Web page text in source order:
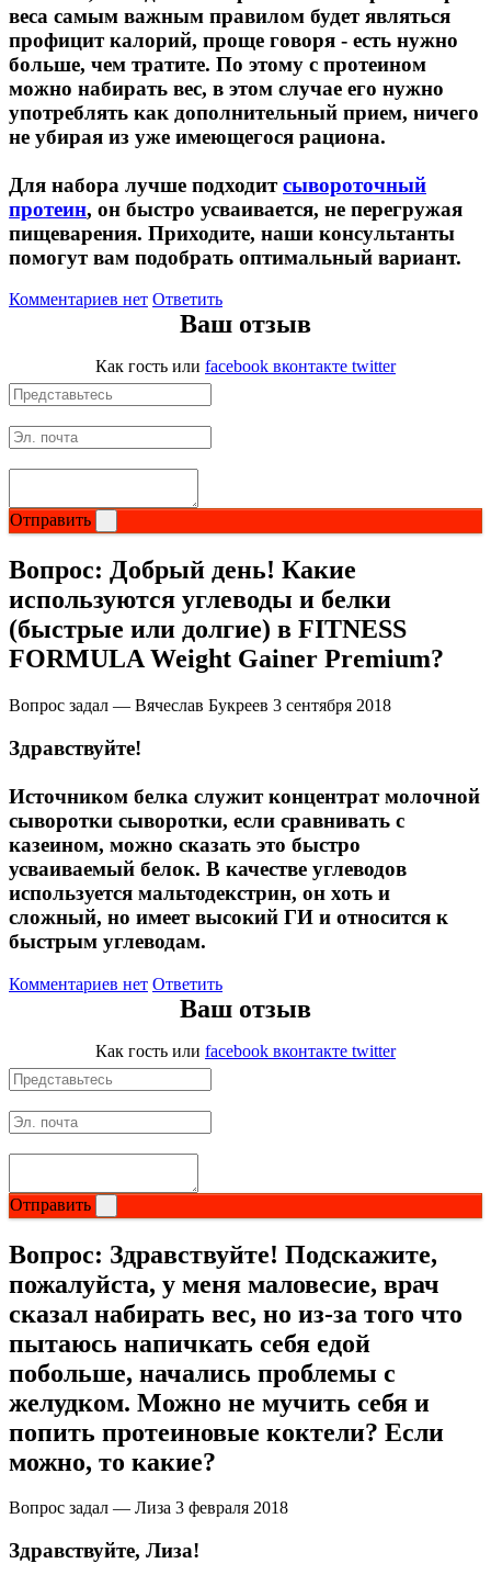
НАЗАД
Ремни и перчатки
Шейкеры и бутылки
Прочее
Подарочные сертификаты
Фитнес резинки
Полезные продукты
НАЗАД
Соусы и Топпинги
Распродажа!
Распродажа NOW
веса самым важным правилом будет являться
профицит калорий, проще говоря - есть нужно
больше, чем тратите. По этому с протеином
можно набирать вес, в этом случае его нужно
употреблять как дополнительный прием, ничего
не убирая из уже имеющегося рациона.
Для набора лучше подходитсывороточный
протеин, он быстро усваивается, не перегружая
пищеварения. Приходите, наши консультанты
помогут вам подобрать оптимальный вариант.
Комментариев нет Ответить
Ваш отзыв
Как гость или facebook вконтакте twitter
Отправить
Вопрос: Добрый день! Какие
используются углеводы и белки
(быстрые или долгие) в FITNESS
FORMULA Weight Gainer Premium?
Вопрос задал — Вячеслав Букреев 3 сентября 2018
Здравствуйте!
Источником белка служит концентрат молочной
сыворотки сыворотки, если сравнивать с
казеином, можно сказать это быстро
усваиваемый белок. В качестве углеводов
используется мальтодекстрин, он хоть и
сложный, но имеет высокий ГИ и относится к
быстрым углеводам.
Комментариев нет Ответить
Ваш отзыв
Как гость или facebook вконтакте twitter
Отправить
Вопрос: Здравствуйте! Подскажите,
пожалуйста, у меня маловесие, врач
сказал набирать вес, но из-за того что
пытаюсь напичкать себя едой
побольше, начались проблемы с
желудком. Можно не мучить себя и
попить протеиновые коктели? Если
можно, то какие?
Вопрос задал — Лиза 3 февраля 2018
Здравствуйте, Лиза!